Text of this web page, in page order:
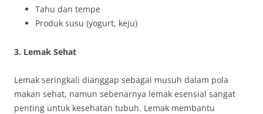
Tahu dan tempe
Produk susu (yogurt, keju)
3. Lemak Sehat
Lemak seringkali dianggap sebagai musuh dalam pola
makan sehat, namun sebenarnya lemak esensial sangat
penting untuk kesehatan tubuh. Lemak membantu